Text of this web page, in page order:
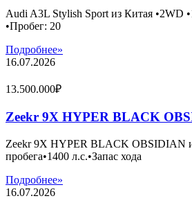
Audi A3L Stylish Sport из Китая •2WD
•Пробег: 20
Подробнее»
16.07.2026
13.500.000₽
Zeekr 9X HYPER BLACK
Zeekr 9X HYPER BLACK OBSIDIAN
пробега•1400 л.с.•Запас хода
Подробнее»
16.07.2026